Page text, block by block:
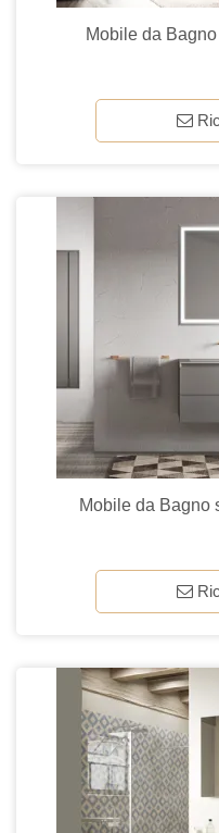
Mobile da
Mobile da Bagno